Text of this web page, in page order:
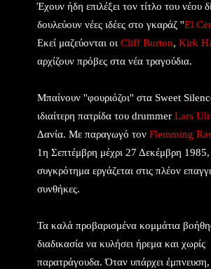
Έχουν ήδη επιλέξει τον τίτλο του νέου
δουλεύουν νέες ιδέες στο γκαράζ ''El
Eκεί μαζεύονται οι Cliff Burton, Kirk
αρχίζουν πρόβες στα νέα τραγούδια.
Mπαίνουν ''φουριόζοι'' στα Sweet
ιδιαίτερη πατρίδα του drummer Lars
Δανία. Με παραγωγό τον Flemming
1η Σεπτέμβρη μέχρι 27 Δεκέμβρη 1985,
συγκρότημα εργάζεται στις πλέον
συνθήκες.
Τα καλά προβαρισμένα κομμάτια
διαδικασία να κυλήσει ήρεμα και χωρίς
παρατράγουδα.Όταν υπάρχει έμπνευση,